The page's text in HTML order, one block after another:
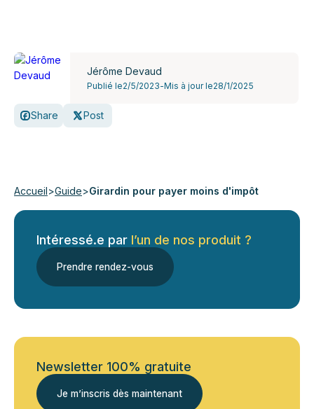
Jérôme Devaud
Publié le2/5/2023-Mis à jour le28/1/2025
Share Post
Accueil>Guide>Girardin pour payer moins d'impôt
Intéressé.e par l’un de nos produit ?
Prendre rendez-vous
Newsletter 100% gratuite
Je m’inscris dès maintenant